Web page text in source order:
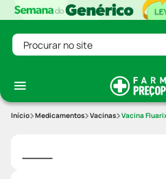
Procurar no site
Medicamentos Vacinas Vacina